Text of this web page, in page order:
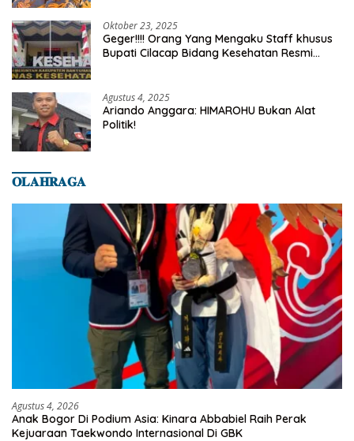
Oktober 23, 2025
Geger!!!! Orang Yang Mengaku Staff khusus
Bupati Cilacap Bidang Kesehatan Resmi
Agustus 4, 2025
Ariando Anggara: HIMAROHU Bukan Alat
Politik!
𝐎𝐋𝐀𝐇𝐑𝐀𝐆𝐀
Agustus 4, 2026
Anak Bogor Di Podium Asia: Kinara Abbabiel Raih Perak
Kejuaraan Taekwondo Internasional Di GBK